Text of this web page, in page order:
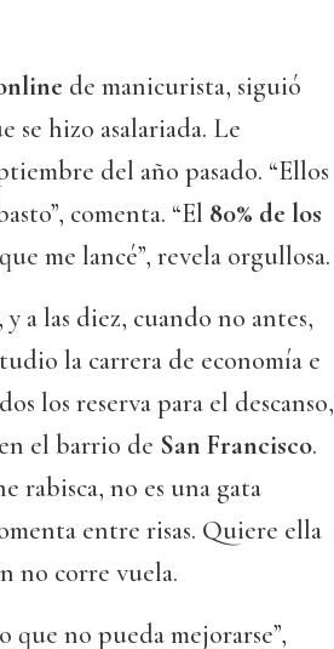
de manicurista, siguió
se hizo asalariada. Le
del año pasado. “Ellos
comenta. “El 80% de los
me lancé”, revela orgullosa.
a las diez, cuando no antes,
la carrera de economía e
los reserva para el descanso,
el barrio de San Francisco.
rabisca, no es una gata
entre risas. Quiere ella
no corre vuela.
que no pueda mejorarse”,